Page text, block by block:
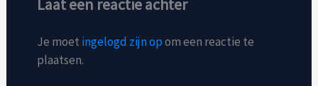
Laat een reactie achter
Je moet ingelogd zijn opom een reactie te
plaatsen.